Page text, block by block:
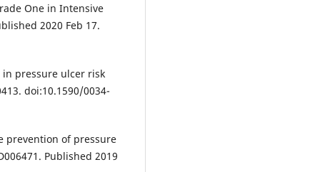
One in Intensive
2020 Feb 17.
in pressure ulcer risk
doi:10.1590/0034-
prevention of pressure
Published 2019